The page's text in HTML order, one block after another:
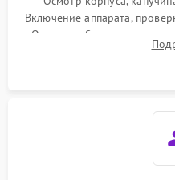
Включение аппарата,
Оценка работы помпы,
Измерение температуры и